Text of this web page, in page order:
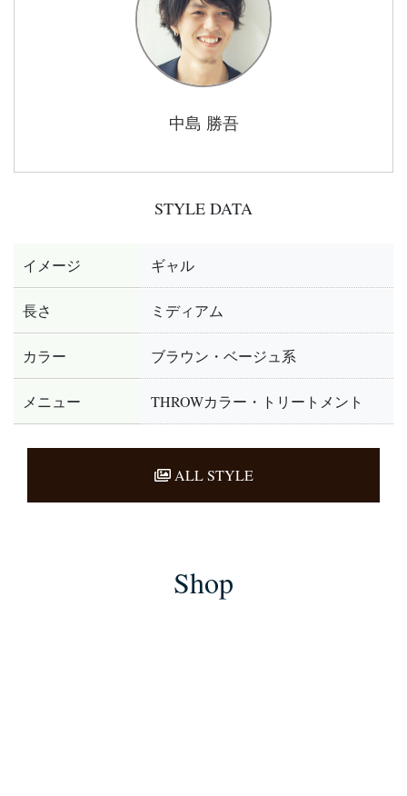
中島 勝吾
STYLE DATA
イメージ ギャル
長さ ミディアム
カラー ブラウン・ベージュ系
メニュー THROWカラー・トリートメント
ALL STYLE
Shop